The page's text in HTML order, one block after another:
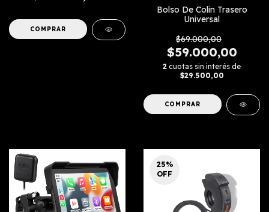
Bolso De Colin Trasero
Universal
$69.000,00
$59.000,00
2 cuotas sin interés de
$29.500,00
25%
OFF